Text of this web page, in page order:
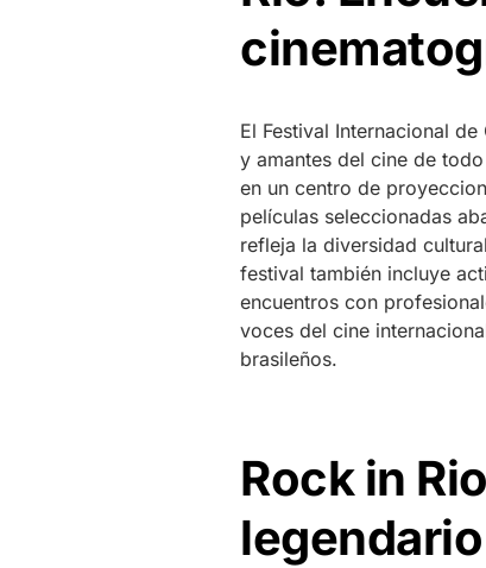
El Festival Internacional
y amantes del cine de
en un centro de
películas seleccionadas
refleja la diversidad
festival también incluye
encuentros con
voces del cine
brasileños.
Rock in
legendario